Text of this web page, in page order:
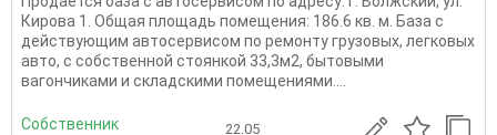
Кирова 1. Общая площадь помещения: 186.6 кв. м. База с
действующим автосервисом по ремонту грузовых, легковых
авто, с собственной стоянкой 33,3м2, бытовыми
вагончиками и складскими помещениями....
Собственник 22.05